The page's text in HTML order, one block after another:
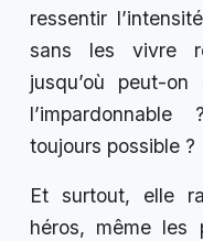
ressentir
sans les vivre
jusqu’où peut-
toujours possible ?
Et surtout, elle
héros, même les